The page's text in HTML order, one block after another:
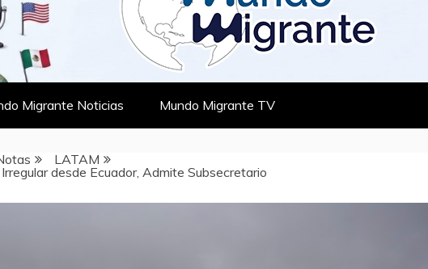
Migrante Noticias Mundo Migrante TV
LATAM
desde Ecuador, Admite Subsecretario